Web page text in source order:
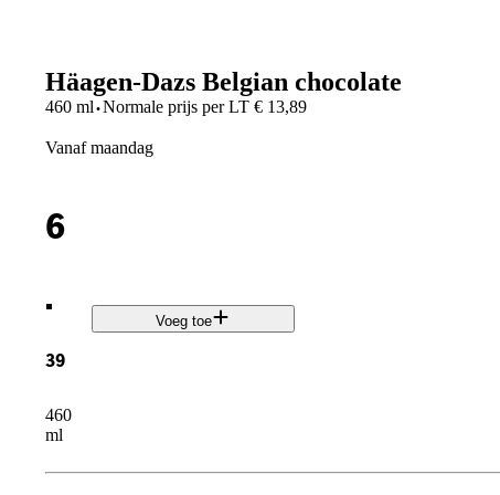
Häagen-Dazs Belgian chocolate
460 ml·Normale prijs per LT€ 13,89
vanaf maandag
6
.
39
460
ml
Voeg toe